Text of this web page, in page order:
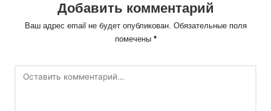
Добавить комментарий
Ваш адрес email не будет опубликован. Обязательные поля
помечены *